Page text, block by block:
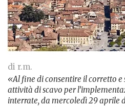
di r.m.
«Al fine di consentire il corretto
attività di scavo per
interrate, da mercoledì 29 aprile